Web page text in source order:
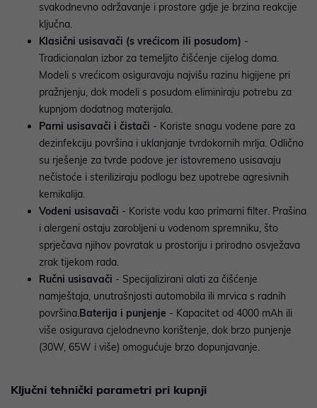
svakodnevno održavanje i prostore gdje je brzina reakcije
ključna.
Klasični usisavači (s vrećicom ili posudom) -
Tradicionalan izbor za temeljito čišćenje cijelog doma.
Modeli s vrećicom osiguravaju najvišu razinu higijene pri
pražnjenju, dok modeli s posudom eliminiraju potrebu za
kupnjom dodatnog materijala.
Parni usisavači i čistači - Koriste snagu vodene pare za
dezinfekciju površina i uklanjanje tvrdokornih mrlja. Odlično
su rješenje za tvrde podove jer istovremeno usisavaju
nečistoće i steriliziraju podlogu bez upotrebe agresivnih
kemikalija.
Vodeni usisavači - Koriste vodu kao primarni filter. Prašina
i alergeni ostaju zarobljeni u vodenom spremniku, što
sprječava njihov povratak u prostoriju i prirodno osvježava
zrak tijekom rada.
Ručni usisavači - Specijalizirani alati za čišćenje
namještaja, unutrašnjosti automobila ili mrvica s radnih
površina.Baterija i punjenje - Kapacitet od 4000 mAh ili
više osigurava cjelodnevno korištenje, dok brzo punjenje
(30W, 65W i više) omogućuje brzo dopunjavanje.
Ključni tehnički parametri pri kupnji